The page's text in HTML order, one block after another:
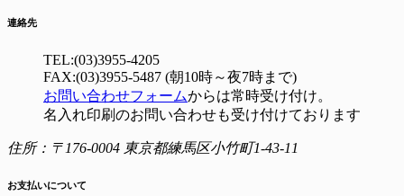
連絡先
TEL:(03)3955-4205
FAX:(03)3955-5487 (朝10時～夜7時まで)
お問い合わせフォームからは常時受け付け。
名入れ印刷のお問い合わせも受け付けております
住所：〒176-0004 東京都練馬区小竹町1-43-11
お支払いについて